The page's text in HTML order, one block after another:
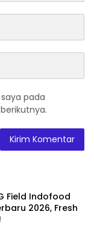
pada
Field Indofood
2026, Fresh